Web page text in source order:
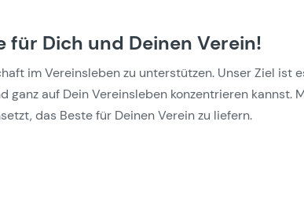
Dich und Deinen Verein!
im Vereinsleben zu unterstützen. Unser Ziel ist
auf Dein Vereinsleben konzentrieren kannst.
das Beste für Deinen Verein zu liefern.